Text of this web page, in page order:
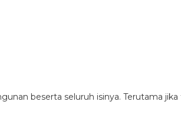
beserta seluruh isinya. Terutama